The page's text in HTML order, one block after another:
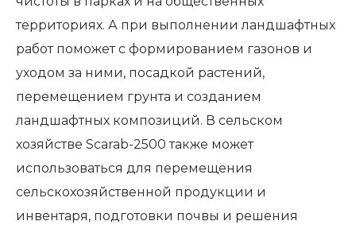
территориях. А при выполнении ландшафтных
работ поможет с формированием газонов и
уходом за ними, посадкой растений,
перемещением грунта и созданием
ландшафтных композиций. В сельском
хозяйстве Scarab-2500 также может
использоваться для перемещения
сельскохозяйственной продукции и
инвентаря, подготовки почвы и решения